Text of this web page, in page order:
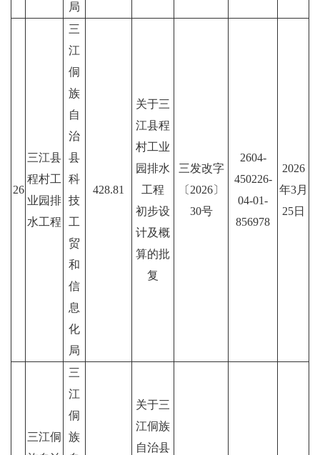
局
26
三江县
程村工
业园排
水工程
三
江
侗
族
自
治
县
科
技
工
贸
和
信
息
化
局
428.81
关于三
江县程
村工业
园排水
工程
初步设
计及概
算的批
复
三发改字
〔2026〕
30号
2604-
450226-
04-01-
856978
2026
年3月
25日
三江侗
三
江
侗
族
关于三
江侗族
自治县